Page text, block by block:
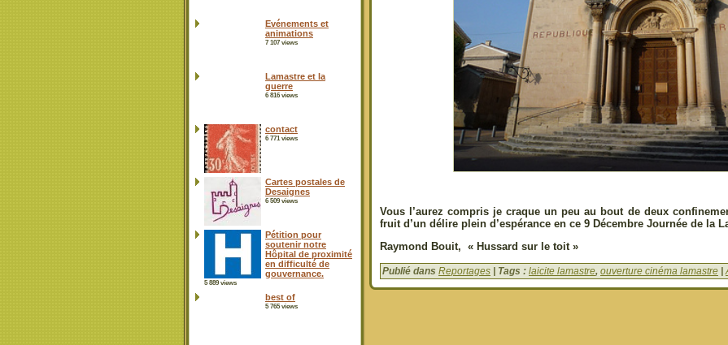
Evénements et
animations
7 107 views
Lamastre et la
guerre
6 816 views
contact
6 771 views
Cartes postales de
Desaignes
6 509 views
Pétition pour
soutenir notre
Hôpital de proximité
en difficulté de
gouvernance.
5 889 views
best of
5 765 views
Vous l’aurez compris je craque un peu au bout de deux
fruit d’un délire plein d’espérance en ce 9 Décembre Journée de la
Raymond Bouit, « Hussard sur le toit »
Publié dans Reportages | Tags : laicite lamastre, ouverture cinéma lamastre |